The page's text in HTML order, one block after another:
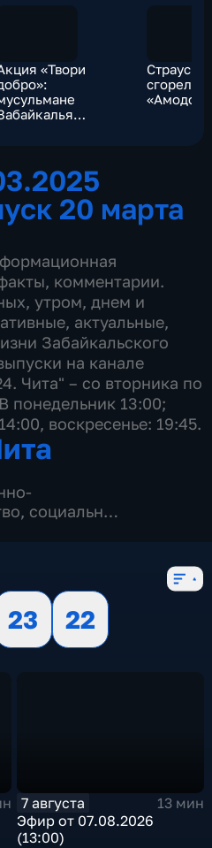
«Твори
Страус и
сгорели в
20 марта
комментарии.
утром, днем и
актуальные,
Забайкальского
на канале
Чита" – со вторника по
понедельник 13:00;
воскресенье: 19:45.
, социально-
23
22
7 августа
13 мин
Эфир от 07.08.2026
(13:00)